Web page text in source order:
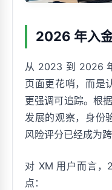
2026 年入
从 2023 到 2026
页面更花哨，而是
更强调可追踪。根
发展的观察，身份
风险评分已经成为
对 XM 用户而言，
点：